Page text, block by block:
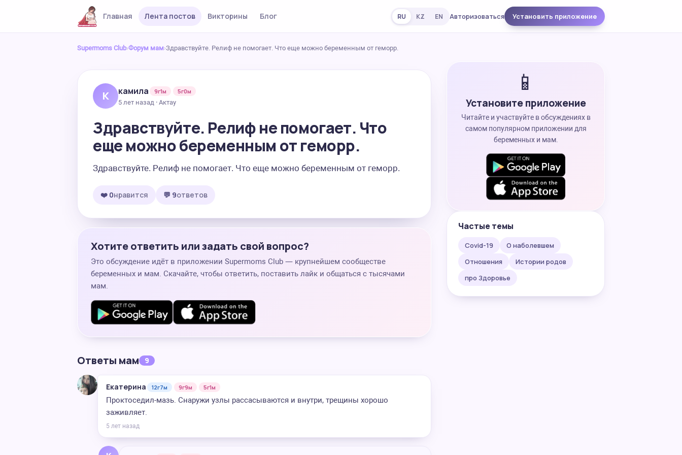
Главная Лента постов Викторины Блог RU KZ EN Авторизоваться Установить приложение
Supermoms Club›Форум мам›Здравствуйте. Релиф не помогает. Что еще можно беременным от геморр.
К камила 9г1м
5г0м
5 лет назад · Актау
Здравствуйте. Релиф не помогает. Что
еще можно беременным от геморр.
Здравствуйте. Релиф не помогает. Что еще можно беременным от геморр.
❤️ 0нравится 💬 9ответов
Хотите ответить или задать свой вопрос?
Это обсуждение идёт в приложении Supermoms Club — крупнейшем сообществе
беременных и мам. Скачайте, чтобы ответить, поставить лайк и общаться с тысячами
мам.
Ответы мам 9
Екатерина 12г7м 9г9м 5г1м
Проктоседил-мазь. Снаружи узлы рассасываются и внутри, трещины хорошо
заживляет.
5 лет назад
📱
Установите приложение
Читайте и участвуйте в обсуждениях в
самом популярном приложении для
беременных и мам.
Частые темы
Covid-19
О наболевшем
Отношения
Истории родов
про Здоровье